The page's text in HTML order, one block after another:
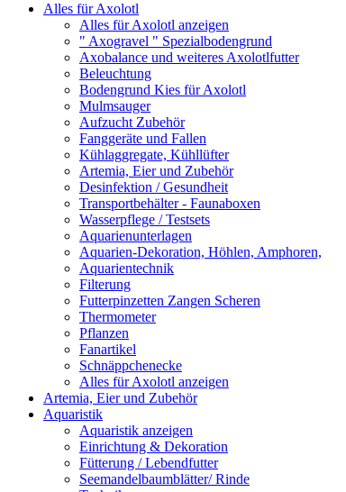
Alles für Axolotl
Alles für Axolotl anzeigen
" Axogravel " Spezialbodengrund
Axobalance und weiteres Axolotlfutter
Beleuchtung
Bodengrund Kies für Axolotl
Mulmsauger
Aufzucht Zubehör
Fanggeräte und Fallen
Kühlaggregate, Kühllüfter
Artemia, Eier und Zubehör
Desinfektion / Gesundheit
Transportbehälter - Faunaboxen
Wasserpflege / Testsets
Aquarienunterlagen
Aquarien-Dekoration, Höhlen, Amphoren,
Aquarientechnik
Filterung
Futterpinzetten Zangen Scheren
Thermometer
Pflanzen
Fanartikel
Schnäppchenecke
Alles für Axolotl anzeigen
Artemia, Eier und Zubehör
Aquaristik
Aquaristik anzeigen
Einrichtung & Dekoration
Fütterung / Lebendfutter
Seemandelbaumblätter/ Rinde